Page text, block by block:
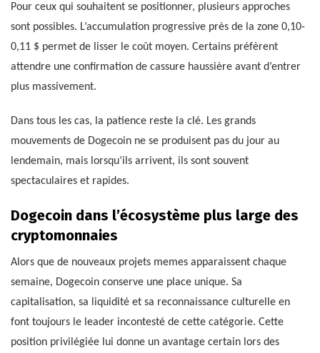
Pour ceux qui souhaitent se positionner, plusieurs approches
sont possibles. L’accumulation progressive près de la zone 0,10-
0,11 $ permet de lisser le coût moyen. Certains préfèrent
attendre une confirmation de cassure haussière avant d’entrer
plus massivement.
Dans tous les cas, la patience reste la clé. Les grands
mouvements de Dogecoin ne se produisent pas du jour au
lendemain, mais lorsqu’ils arrivent, ils sont souvent
spectaculaires et rapides.
Dogecoin dans l’écosystème plus large des
cryptomonnaies
Alors que de nouveaux projets memes apparaissent chaque
semaine, Dogecoin conserve une place unique. Sa
capitalisation, sa liquidité et sa reconnaissance culturelle en
font toujours le leader incontesté de cette catégorie. Cette
position privilégiée lui donne un avantage certain lors des